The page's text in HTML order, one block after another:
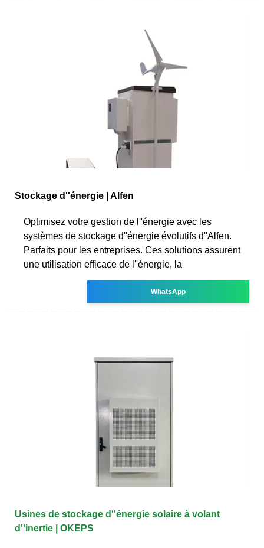
Stockage d''énergie | Alfen
Optimisez votre gestion de l''énergie avec les
systèmes de stockage d''énergie évolutifs d''Alfen.
Parfaits pour les entreprises. Ces solutions assurent
une utilisation efficace de l''énergie, la
WhatsApp
Usines de stockage d''énergie solaire à volant
d''inertie | OKEPS